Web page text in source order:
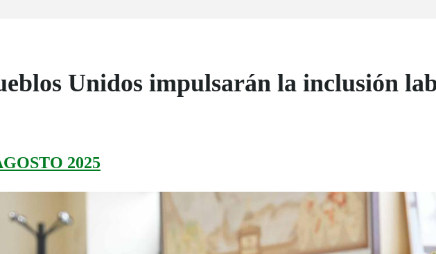
Unidos impulsarán la inclusión
2025